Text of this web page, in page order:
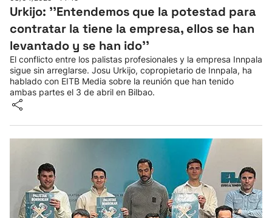
Urkijo: ''Entendemos que la potestad para
contratar la tiene la empresa, ellos se han
levantado y se han ido''
El conflicto entre los palistas profesionales y la empresa Innpala
sigue sin arreglarse. Josu Urkijo, copropietario de Innpala, ha
hablado con EITB Media sobre la reunión que han tenido
ambas partes el 3 de abril en Bilbao.